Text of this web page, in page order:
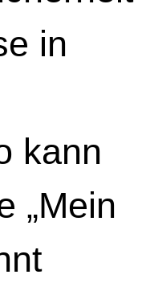
in
kann
„Mein